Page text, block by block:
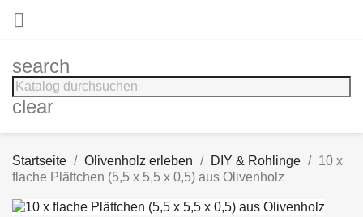

search
clear
Startseite Olivenholz erleben DIY & Rohlinge
10 x
flache Plättchen (5,5 x 5,5 x 0,5) aus Olivenholz